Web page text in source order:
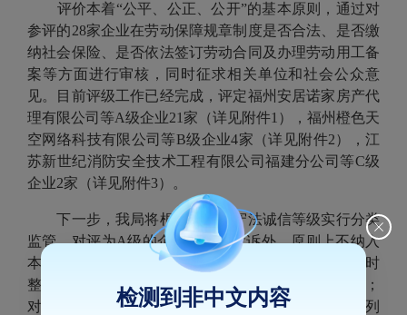
评价本着“公平、公正、公开”的基本原则，通过对
参评的28家企业在劳动保障规章制度是否合法、是否缴
纳社会保险、是否依法签订劳动合同及办理劳动用工备
案等方面进行审核，同时征求相关单位和社会公众意
见。目前评级工作已经完成，评定福州安居诺家房产代
理有限公司等A级企业21家（详见附件1），福州橙色天
空网络科技有限公司等B级企业4家（详见附件2），江
苏新世纪消防安全技术工程有限公司福建分公司等C级
企业2家（详见附件3）。
下一步，我局将根据企业的守法诚信等级实行分类
监管，对评为A级的企业除举报投诉外，原则上不纳入
本年度主动巡查范围；对评为B级的企业将督促其及时
整改不规范用工行为，并适当增加日常巡视检查频次；
对评为C级的企业及时约谈通报有关违法行为，将其列
检测到非中文内容